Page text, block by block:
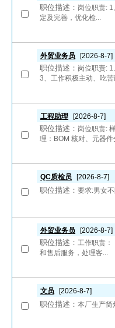
职位描述： 岗位职责:
定及完善，优化检...
外贸业务员 [2026-8-7]
职位描述： 岗位职责:
3、工作积极主动、吃苦
工程助理 [2026-8-7]
职位描述： 岗位职责:
理：BOM 核对、元器
QC质检员 [2026-8-7]
职位描述： 要求:男女
外贸业务员 [2026-8-7]
职位描述： 工作职责：
和售后服务，处理客...
文员 [2026-8-7]
职位描述： 本厂生产筒